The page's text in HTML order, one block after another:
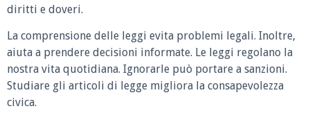
diritti e doveri.
La comprensione delle leggi evita problemi legali. Inoltre,
aiuta a prendere decisioni informate. Le leggi regolano la
nostra vita quotidiana. Ignorarle può portare a sanzioni.
Studiare gli articoli di legge migliora la consapevolezza
civica.